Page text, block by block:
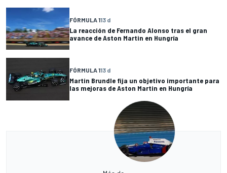
FÓRMULA 113 d
La reacción de Fernando Alonso tras el gran
avance de Aston Martin en Hungría
FÓRMULA 113 d
Martin Brundle fija un objetivo importante para
las mejoras de Aston Martin en Hungría